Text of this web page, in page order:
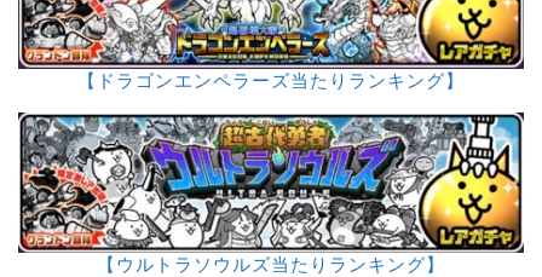
【ドラゴンエンペラーズ当たりランキング】
【ウルトラソウルズ当たりランキング】